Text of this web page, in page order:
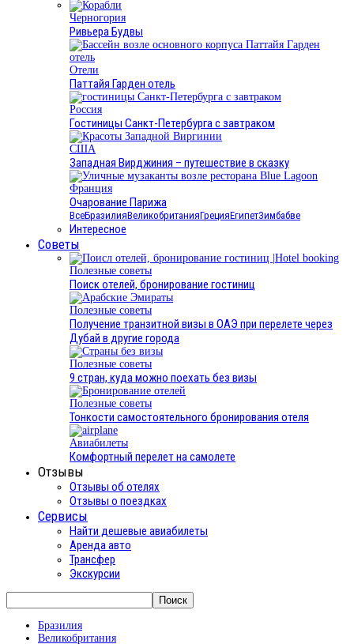
Черногория
Ривьера Будвы
Отели
Паттайя Гарден отель
Россия
Гостиницы Санкт-Петербурга с завтраком
США
Западная Вирджиния – путешествие в сказку
Франция
Очарование Парижа
ВсеБразилияВеликобританияГрецияЕгипетЗимбабве
Интересное
Cоветы
Полезные советы
Поиск отелей, бронирование гостиниц
Полезные советы
Получение транзитной визы в ОАЭ при перелете через
Дубай в другие города
Полезные советы
9 стран, куда можно поехать без визы
Полезные советы
Тонкости самостоятельного бронирования отеля
Авиабилеты
Комфортный перелет на самолете
Отзывы
Отзывы об отелях
Отзывы о поездках
Сервисы
Найти дешевые авиабилеты
Аренда авто
Трансфер
Экскурсии
Бразилия
Великобритания